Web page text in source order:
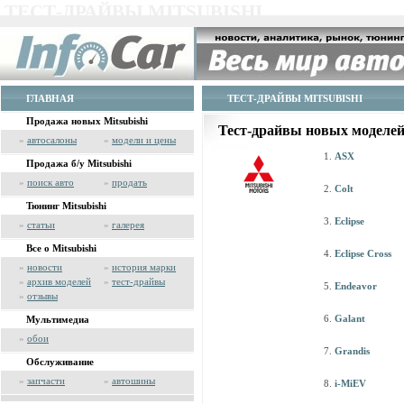
ГЛАВНАЯ
Продажа новых Mitsubishi
» автосалоны » модели и цены
Продажа б/у Mitsubishi
» поиск авто » продать
Тюнинг Mitsubishi
» статьи » галерея
Все о Mitsubishi
» новости » история марки
» архив моделей » тест-драйвы
» отзывы
Мультимедиа
» обои
Обслуживание
» запчасти » автошины
ТЕСТ-ДРАЙВЫ MITSUBISHI
Тест-драйвы новых
ASX
Colt
Eclipse
Eclipse Cross
Endeavor
Galant
Grandis
i-MiEV